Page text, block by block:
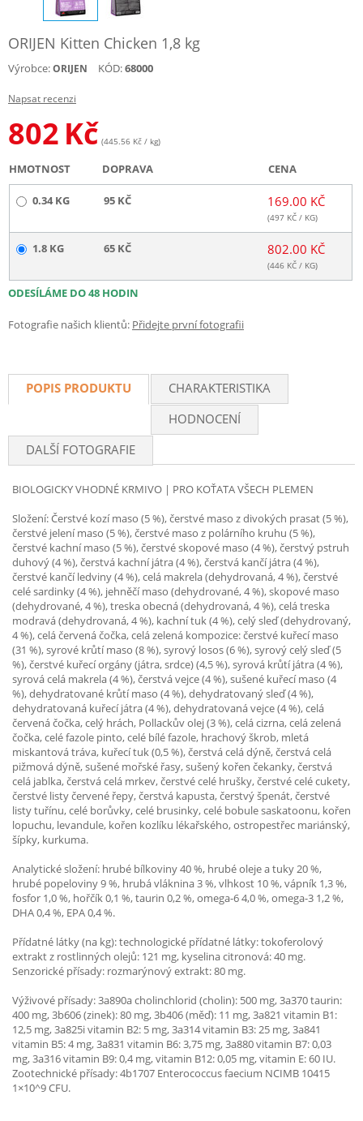
ORIJEN Kitten Chicken 1,8 kg
Výrobce:ORIJEN KÓD:68000
Napsat recenzi
802 Kč (445.56 Kč / kg)
HMOTNOST DOPRAVA CENA
0.34 KG 95 KČ 169.00 KČ
(497 KČ / KG)
1.8 KG 65 KČ 802.00 KČ
(446 KČ / KG)
ODESÍLÁME DO 48 HODIN
Fotografie našich klientů: Přidejte první fotografii
POPIS PRODUKTU
CHARAKTERISTIKA
HODNOCENÍ
DALŠÍ FOTOGRAFIE
BIOLOGICKY VHODNÉ KRMIVO | PRO KOŤATA VŠECH PLEMEN
Složení: Čerstvé kozí maso (5 %), čerstvé maso z divokých prasat (5 %),
čerstvé jelení maso (5 %), čerstvé maso z polárního kruhu (5 %),
čerstvé kachní maso (5 %), čerstvé skopové maso (4 %), čerstvý pstruh
duhový (4 %), čerstvá kachní játra (4 %), čerstvá kančí játra (4 %),
čerstvé kančí ledviny (4 %), celá makrela (dehydrovaná, 4 %), čerstvé
celé sardinky (4 %), jehněčí maso (dehydrované, 4 %), skopové maso
(dehydrované, 4 %), treska obecná (dehydrovaná, 4 %), celá treska
modravá (dehydrovaná, 4 %), kachní tuk (4 %), celý sleď (dehydrovaný,
4 %), celá červená čočka, celá zelená kompozice: čerstvé kuřecí maso
(31 %), syrové krůtí maso (8 %), syrový losos (6 %), syrový celý sleď (5
%), čerstvé kuřecí orgány (játra, srdce) (4,5 %), syrová krůtí játra (4 %),
syrová celá makrela (4 %), čerstvá vejce (4 %), sušené kuřecí maso (4
%), dehydratované krůtí maso (4 %), dehydratovaný sleď (4 %),
dehydratovaná kuřecí játra (4 %), dehydratovaná vejce (4 %), celá
červená čočka, celý hrách, Pollackův olej (3 %), celá cizrna, celá zelená
čočka, celé fazole pinto, celé bílé fazole, hrachový škrob, mletá
miskantová tráva, kuřecí tuk (0,5 %), čerstvá celá dýně, čerstvá celá
pižmová dýně, sušené mořské řasy, sušený kořen čekanky, čerstvá
celá jablka, čerstvá celá mrkev, čerstvé celé hrušky, čerstvé celé cukety,
čerstvé listy červené řepy, čerstvá kapusta, čerstvý špenát, čerstvé
listy tuřínu, celé borůvky, celé brusinky, celé bobule saskatoonu, kořen
lopuchu, levandule, kořen kozlíku lékařského, ostropestřec mariánský,
šípky, kurkuma.
Analytické složení: hrubé bílkoviny 40 %, hrubé oleje a tuky 20 %,
hrubé popeloviny 9 %, hrubá vláknina 3 %, vlhkost 10 %, vápník 1,3 %,
fosfor 1,0 %, hořčík 0,1 %, taurin 0,2 %, omega-6 4,0 %, omega-3 1,2 %,
DHA 0,4 %, EPA 0,4 %.
Přídatné látky (na kg): technologické přídatné látky: tokoferolový
extrakt z rostlinných olejů: 121 mg, kyselina citronová: 40 mg.
Senzorické přísady: rozmarýnový extrakt: 80 mg.
Výživové přísady: 3a890a cholinchlorid (cholin): 500 mg, 3a370 taurin:
400 mg, 3b606 (zinek): 80 mg, 3b406 (měď): 11 mg, 3a821 vitamin B1:
12,5 mg, 3a825i vitamin B2: 5 mg, 3a314 vitamin B3: 25 mg, 3a841
vitamin B5: 4 mg, 3a831 vitamin B6: 3,75 mg, 3a880 vitamin B7: 0,03
mg, 3a316 vitamin B9: 0,4 mg, vitamin B12: 0,05 mg, vitamin E: 60 IU.
Zootechnické přísady: 4b1707 Enterococcus faecium NCIMB 10415
1×10^9 CFU.